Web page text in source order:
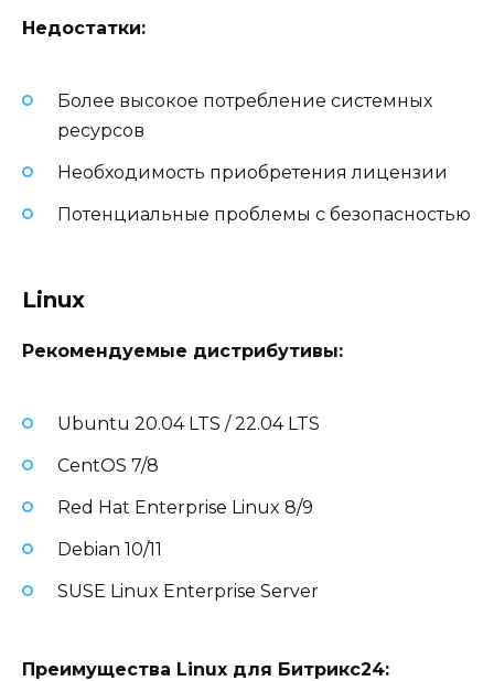
Недостатки:
Более высокое потребление системных
ресурсов
Необходимость приобретения лицензии
Потенциальные проблемы с безопасностью
Linux
Рекомендуемые дистрибутивы:
Ubuntu 20.04 LTS / 22.04 LTS
CentOS 7/8
Red Hat Enterprise Linux 8/9
Debian 10/11
SUSE Linux Enterprise Server
Преимущества Linux для Битрикс24: